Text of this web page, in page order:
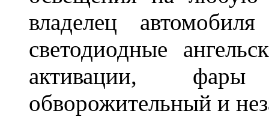
владелец
светодиодные
активации, фары
обворожительный и